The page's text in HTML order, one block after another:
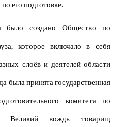
его подготовке.
было создано Общество по
которое включало в себя
слоёв и деятелей области
была принята государственная
комитета по
Великий вождь товарищ